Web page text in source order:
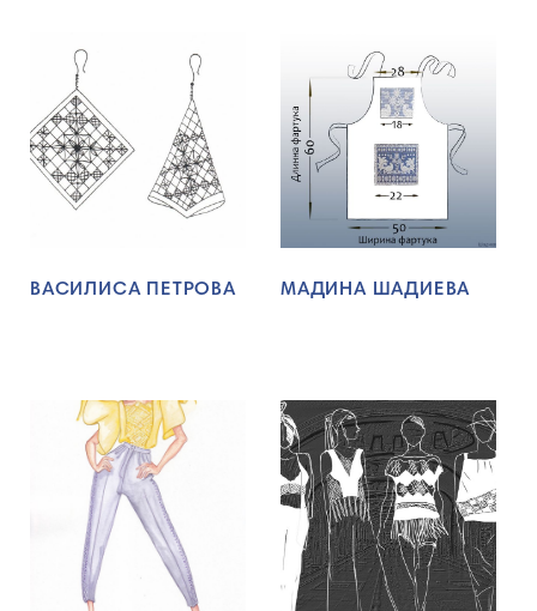
ВАСИЛИСА ПЕТРОВА МАДИНА ШАДИЕВА